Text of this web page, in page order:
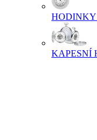
HODINKY
KAPESNÍ